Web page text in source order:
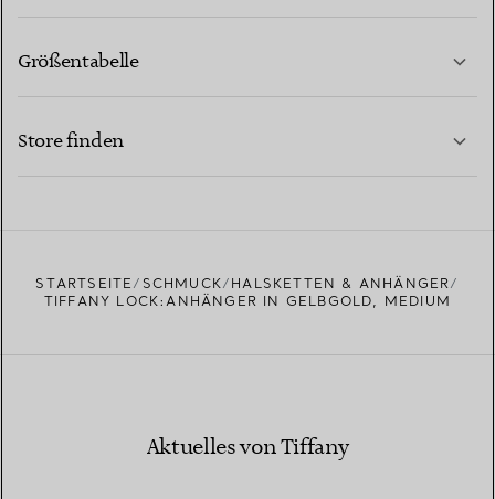
Größentabelle
Store finden
STARTSEITE SCHMUCK
HALSKETTEN & ANHÄNGER
TIFFANY LOCK:ANHÄNGER IN GELBGOLD, MEDIUM
Aktuelles von Tiffany